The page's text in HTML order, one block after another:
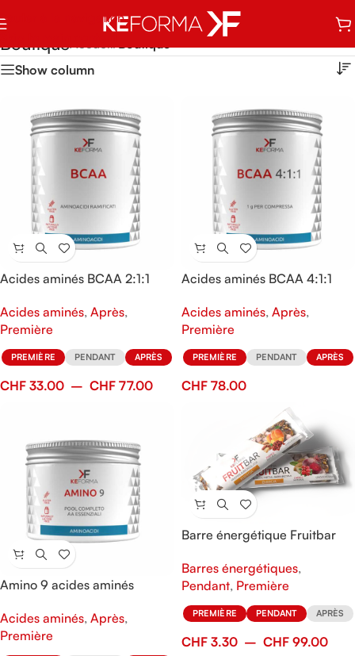
Sauter à la navigation
Boutique
Show column
Acides aminés BCAA 2:1:1
Acides aminés, Après,
Première
PREMIÈRE PENDANT APRÈS
CHF 33.00 – CHF 77.00
Acides aminés BCAA 4:1:1
Acides aminés, Après,
Première
PREMIÈRE PENDANT APRÈS
CHF 78.00
Amino 9 acides aminés
Acides aminés, Après,
Première
Barre énergétique Fruitbar
Barres énergétiques,
Pendant, Première
PREMIÈRE PENDANT APRÈS
CHF 3.30 – CHF 99.00